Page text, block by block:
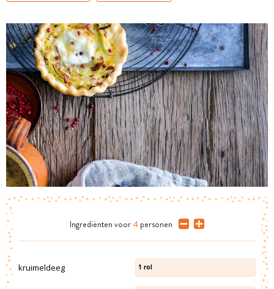
Ingrediënten voor 4 personen
kruimeldeeg 1 rol